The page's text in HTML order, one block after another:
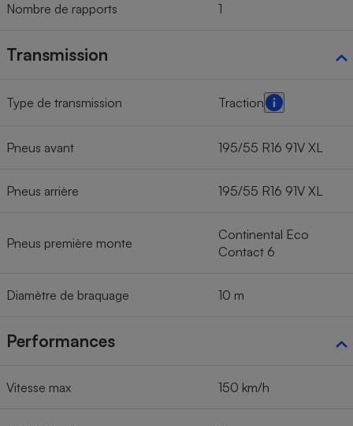
Nombre de rapports 1
Transmission
Type de transmission Traction
Pneus avant 195/55 R16 91V XL
Pneus arrière 195/55 R16 91V XL
Pneus première monte
Continental Eco
Contact 6
Diamètre de braquage 10 m
Performances
Vitesse max 150 km/h